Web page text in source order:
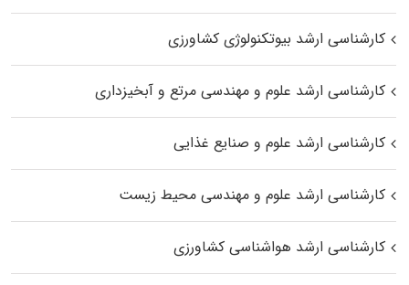
کارشناسی ارشد بیوتکنولوژی کشاورزی
کارشناسی ارشد علوم و مهندسی مرتع و آبخیزداری
کارشناسی ارشد علوم و صنایع غذایی
کارشناسی ارشد علوم و مهندسی محیط زیست
کارشناسی ارشد هواشناسی کشاورزی